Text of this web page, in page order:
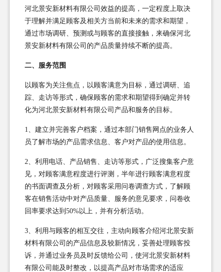
河北景安新材料有限公司效益的提高，一定程度上取决
于理解并满足顾客及相关方当前和未来的需求和期望，
通过市场调研、预测或与顾客的直接接触，来确保河北
景安新材料有限公司的产品质量持续不断的提高。
二、服务范围
以顾客为关注焦点，以顾客满意为目标，通过调研、追
踪、走访等形式，确保顾客的需求和期望得到确定并转
化为河北景安新材料有限公司产品和服务的目标。
1、建立并完善客户档案，通过本部门销售网点的业务人
员了解市场的产品需求信息、客户对产品的使用信息。
2、利用电话、产品销售、走访等形式，广泛搜集客户意
见，对顾客满意程度进行评测，半年进行顾客满意程度
的书面调查及分析，对顾客采用问卷调查方式，了解顾
客在销售活动中对产品质量、服务的意见要求，问卷收
回率要求达到50%以上，并有分析活动。
3、利用与顾客的相互交往，主动向顾客介绍河北景安新
材料有限公司的产品信息及较新情况，妥善处理顾客投
诉，并通过业务员及时反馈给公司，使河北景安新材料
有限公司能及时整改，以提高产品对市场需求的适应